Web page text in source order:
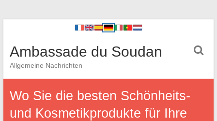
Ambassade du Soudan
Allgemeine Nachrichten
Wo Sie die besten Schönheits-
und Kosmetikprodukte für Ihre